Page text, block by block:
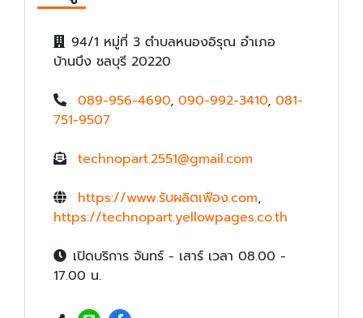
94/1 หมู่ที่ 3 ตำบลหนองอิรุณ อำเภอ
บ้านบึง ชลบุรี 20220
089-956-4690, 090-992-3410, 081-
751-9507
technopart.2551@gmail.com
https://www.รับผลิตเฟือง.com,
https://technopart.yellowpages.co.th
เปิดบริการ จันทร์ - เสาร์ เวลา 08.00 -
17.00 น.